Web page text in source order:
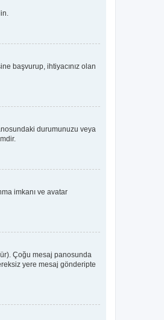
başvurup, ihtiyacınız olan
durumunuzu veya
imkanı ve avatar
Çoğu mesaj panosunda
yere mesaj gönderipte